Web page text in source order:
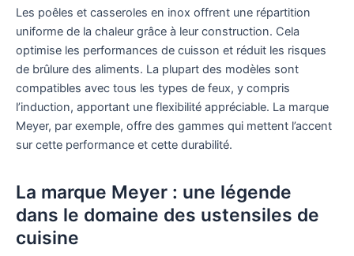
Les poêles et casseroles en inox offrent une répartition
uniforme de la chaleur grâce à leur construction. Cela
optimise les performances de cuisson et réduit les risques
de brûlure des aliments. La plupart des modèles sont
compatibles avec tous les types de feux, y compris
l’induction, apportant une flexibilité appréciable. La marque
Meyer, par exemple, offre des gammes qui mettent l’accent
sur cette performance et cette durabilité.
La marque Meyer : une légende
dans le domaine des ustensiles de
cuisine